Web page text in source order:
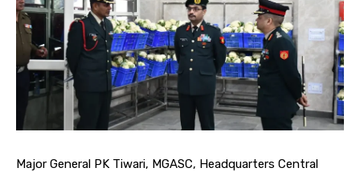
Major General PK Tiwari, MGASC, Headquarters Central